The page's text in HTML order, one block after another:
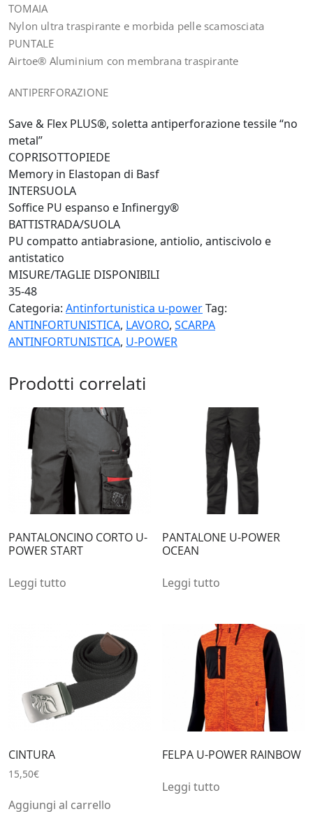
TOMAIA
Nylon ultra traspirante e morbida pelle scamosciata
PUNTALE
Airtoe® Aluminium con membrana traspirante
ANTIPERFORAZIONE
Save & Flex PLUS®, soletta antiperforazione tessile “no
metal”
COPRISOTTOPIEDE
Memory in Elastopan di Basf
INTERSUOLA
Soffice PU espanso e Infinergy®
BATTISTRADA/SUOLA
PU compatto antiabrasione, antiolio, antiscivolo e
antistatico
MISURE/TAGLIE DISPONIBILI
35-48
Categoria: Antinfortunistica u-powerTag:
ANTINFORTUNISTICA, LAVORO, SCARPA
ANTINFORTUNISTICA, U-POWER
Prodotti correlati
PANTALONCINO CORTO U-
POWER START
Leggi tutto
PANTALONE U-POWER
OCEAN
Leggi tutto
CINTURA
15,50€
Aggiungi al carrello
FELPA U-POWER RAINBOW
Leggi tutto